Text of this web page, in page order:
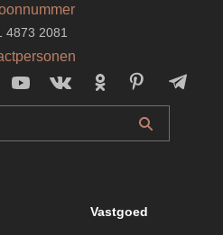
4873 2081
Vastgoed